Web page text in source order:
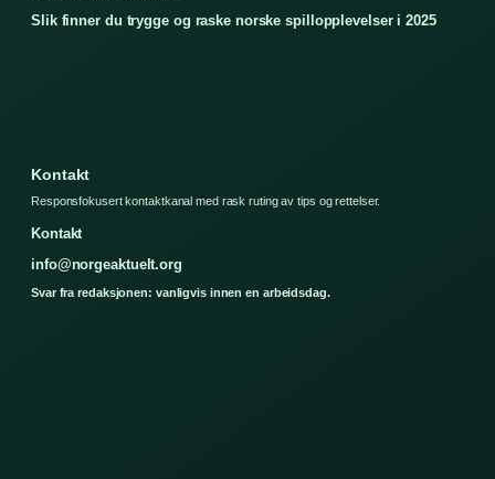
Slik finner du trygge og raske norske spillopplevelser i 2025
Kontakt
Responsfokusert kontaktkanal med rask ruting av tips og rettelser.
Kontakt
info@norgeaktuelt.org
Svar fra redaksjonen: vanligvis innen en arbeidsdag.